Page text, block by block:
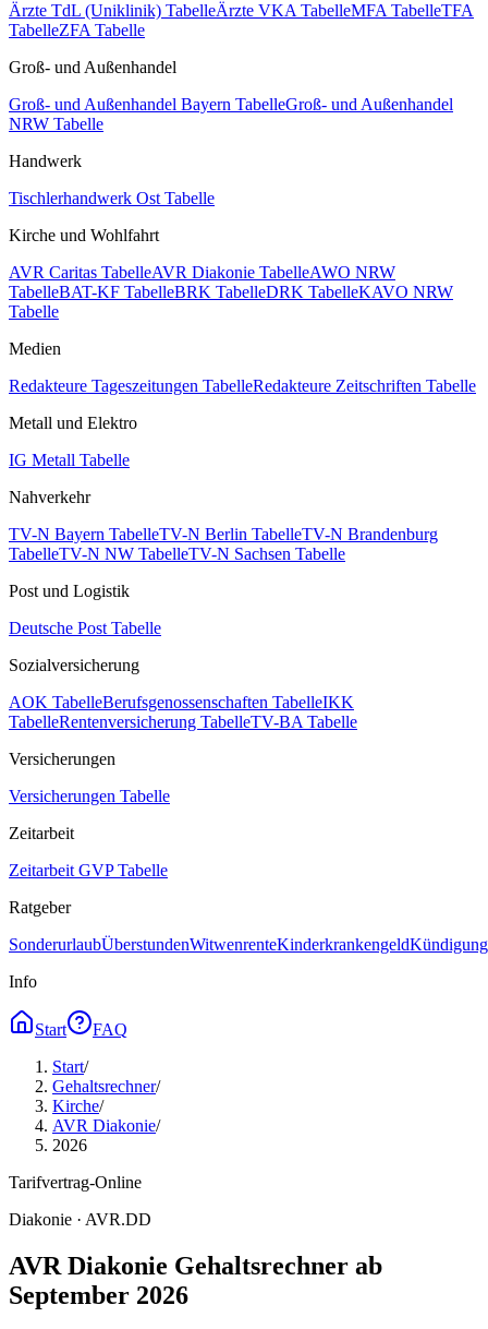
Ärzte TdL (Uniklinik) TabelleÄrzte VKA TabelleMFA TabelleTFA
TabelleZFA Tabelle
Groß- und Außenhandel
Groß- und Außenhandel Bayern TabelleGroß- und Außenhandel
NRW Tabelle
Handwerk
Tischlerhandwerk Ost Tabelle
Kirche und Wohlfahrt
AVR Caritas TabelleAVR Diakonie TabelleAWO NRW
TabelleBAT-KF TabelleBRK TabelleDRK TabelleKAVO NRW
Tabelle
Medien
Redakteure Tageszeitungen TabelleRedakteure Zeitschriften Tabelle
Metall und Elektro
IG Metall Tabelle
Nahverkehr
TV-N Bayern TabelleTV-N Berlin TabelleTV-N Brandenburg
TabelleTV-N NW TabelleTV-N Sachsen Tabelle
Post und Logistik
Deutsche Post Tabelle
Sozialversicherung
AOK TabelleBerufsgenossenschaften TabelleIKK
TabelleRentenversicherung TabelleTV-BA Tabelle
Versicherungen
Versicherungen Tabelle
Zeitarbeit
Zeitarbeit GVP Tabelle
Ratgeber
SonderurlaubÜberstundenWitwenrenteKinderkrankengeld
Info
Start
FAQ
Start/
Gehaltsrechner/
Kirche/
AVR Diakonie/
2026
Tarifvertrag-Online
Diakonie · AVR.DD
AVR Diakonie Gehaltsrechner ab
September 2026